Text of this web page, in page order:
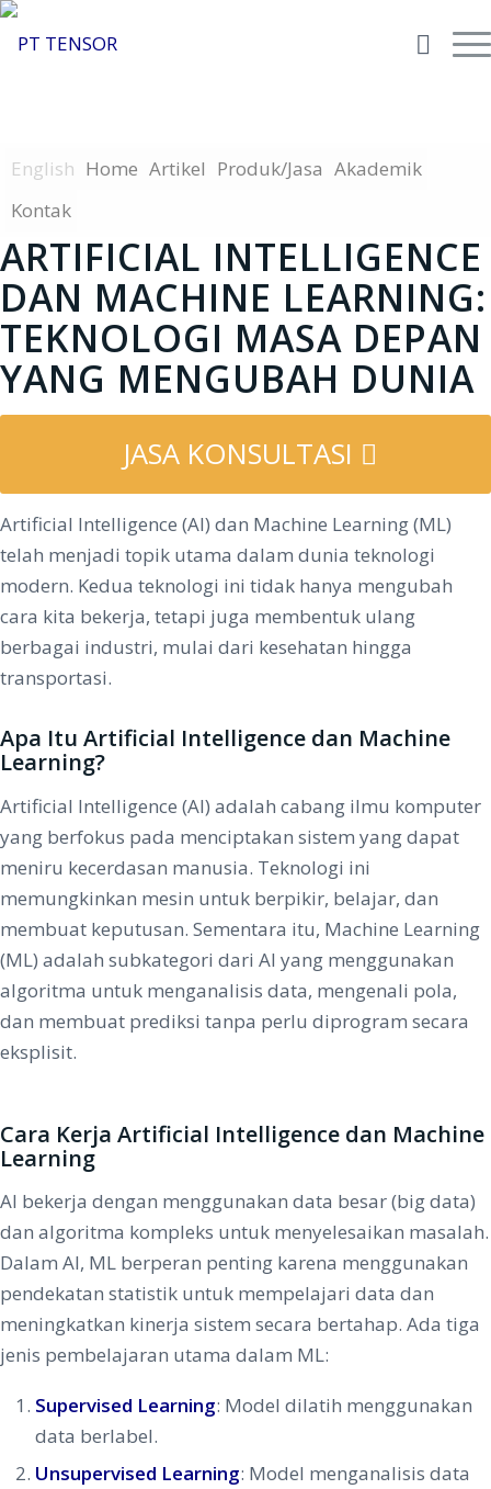
English Home Artikel Produk/Jasa Akademik
Kontak
ARTIFICIAL INTELLIGENCE
DAN MACHINE LEARNING:
TEKNOLOGI MASA DEPAN
YANG MENGUBAH DUNIA
JASA KONSULTASI
Artificial Intelligence (AI) dan Machine Learning (ML)
telah menjadi topik utama dalam dunia teknologi
modern. Kedua teknologi ini tidak hanya mengubah
cara kita bekerja, tetapi juga membentuk ulang
berbagai industri, mulai dari kesehatan hingga
transportasi.
Apa Itu Artificial Intelligence dan Machine
Learning?
Artificial Intelligence (AI) adalah cabang ilmu komputer
yang berfokus pada menciptakan sistem yang dapat
meniru kecerdasan manusia. Teknologi ini
memungkinkan mesin untuk berpikir, belajar, dan
membuat keputusan. Sementara itu, Machine Learning
(ML) adalah subkategori dari AI yang menggunakan
algoritma untuk menganalisis data, mengenali pola,
dan membuat prediksi tanpa perlu diprogram secara
eksplisit.
Cara Kerja Artificial Intelligence dan Machine
Learning
AI bekerja dengan menggunakan data besar (big data)
dan algoritma kompleks untuk menyelesaikan masalah.
Dalam AI, ML berperan penting karena menggunakan
pendekatan statistik untuk mempelajari data dan
meningkatkan kinerja sistem secara bertahap. Ada tiga
jenis pembelajaran utama dalam ML:
Supervised Learning: Model dilatih menggunakan
data berlabel.
Unsupervised Learning: Model menganalisis data